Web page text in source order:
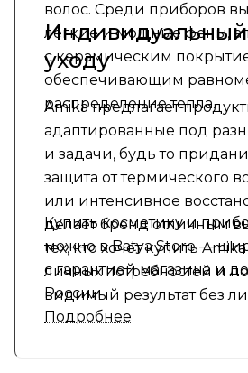
волос. Среди приборов
легкие и мощные фены,
с керамическим
обеспечивающим
распределение тепла.
уходу
Amika предлагает
адаптированные под
и задачи, будь то
защита от термического
или интенсивное
делает бренд отличным
тех, кто хочет купить
личных потребностей и
видимый результат без
Купить косметику и
можно в Batya Store —
с гарантией магазина и
России
Подробнее